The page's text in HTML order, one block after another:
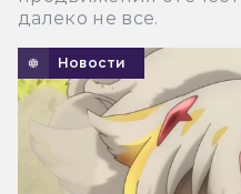
далеко не все.
Новости